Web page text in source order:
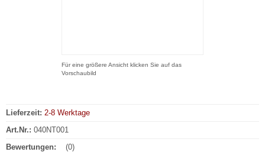
Für eine größere Ansicht klicken Sie auf das
Vorschaubild
Lieferzeit: 2-8 Werktage
Art.Nr.: 040NT001
Bewertungen:
(0)